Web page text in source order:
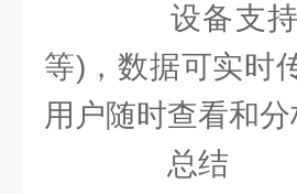
设备支持
等)，数据可实时
用户随时查看和分
总结